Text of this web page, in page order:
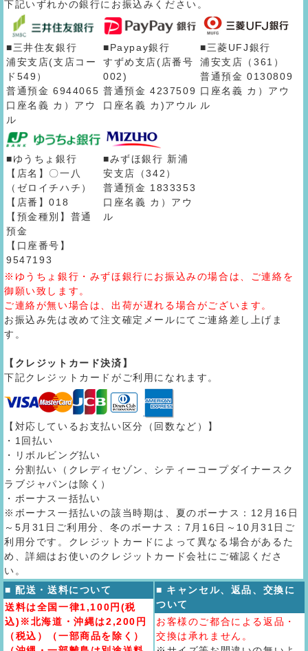
下記いずれかの銀行にお振込みください。
■三井住友銀行
浦安支店(支店コー
ド549）
普通預金 6944065
口座名義 カ）アウ
ル
■Paypay銀行
すずめ支店(店番号
002)
普通預金 4237509
口座名義 カ)アウル
■三菱UFJ銀行
浦安支店（361）
普通預金 0130809
口座名義 カ）アウ
ル
■ゆうちょ銀行
【店名】〇一八
（ゼロイチハチ）
【店番】018
【預金種別】普通
預金
【口座番号】
9547193
■みずほ銀行 新浦
安支店（342）
普通預金 1833353
口座名義 カ）アウ
ル
※ゆうちょ銀行・みずほ銀行にお振込みの場合は、ご連絡を
御願い致します。
ご連絡が無い場合は、出荷が遅れる場合がございます。
お振込み先は改めて注文確定メールにてご連絡差し上げま
す。
【クレジットカード決済】
下記クレジットカードがご利用になれます。
【対応しているお支払い区分（回数など）】
・1回払い
・リボルビング払い
・分割払い（クレディセゾン、シティーコープダイナースク
ラブジャパンは除く）
・ボーナス一括払い
※ボーナス一括払いの該当時期は、夏のボーナス：12月16日
～5月31日ご利用分、冬のボーナス：7月16日～10月31日ご
利用分です。クレジットカードによって異なる場合があるた
め、詳細はお使いのクレジットカード会社にご確認くださ
い。
■ 配送・送料について
送料は全国一律1,100円(税
込)※北海道・沖縄は2,200円
（税込）（一部商品を除く）
■ キャンセル、返品、交換に
ついて
お客様のご都合による返品・
交換は承れません。